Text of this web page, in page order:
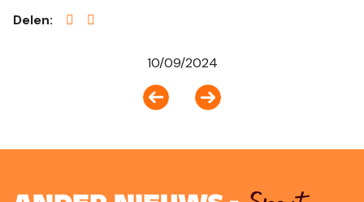
Delen:
10/09/2024